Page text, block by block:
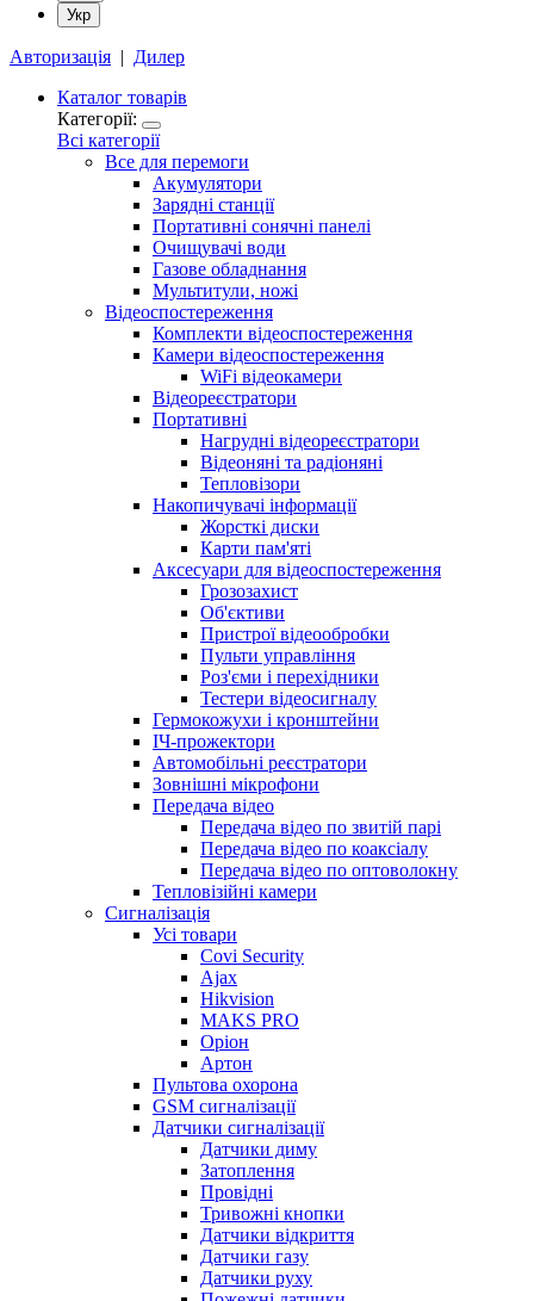
Укр
Авторизація | Дилер
Каталог товарів
Категорії:
Всі категорії
Все для перемоги
Акумулятори
Зарядні станції
Портативні сонячні панелі
Очищувачі води
Газове обладнання
Мультитули, ножі
Відеоспостереження
Комплекти відеоспостереження
Камери відеоспостереження
WiFi відеокамери
Відеореєстратори
Портативні
Нагрудні відеореєстратори
Відеоняні та радіоняні
Тепловізори
Накопичувачі інформації
Жорсткі диски
Карти пам'яті
Аксесуари для відеоспостереження
Грозозахист
Об'єктиви
Пристрої відеообробки
Пульти управління
Роз'єми і перехідники
Тестери відеосигналу
Гермокожухи і кронштейни
ІЧ-прожектори
Автомобільні реєстратори
Зовнішні мікрофони
Передача відео
Передача відео по звитій парі
Передача відео по коаксіалу
Передача відео по оптоволокну
Тепловізійні камери
Cигналізація
Усі товари
Covi Security
Ajax
Hikvision
MAKS PRO
Оріон
Артон
Пультова охорона
GSM сигналізації
Датчики сигналізації
Датчики диму
Затоплення
Провідні
Тривожні кнопки
Датчики відкриття
Датчики газу
Датчики руху